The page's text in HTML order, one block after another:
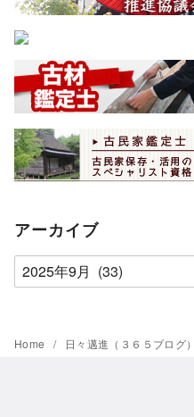
アーカイブ
ア
ー
イ
Home 日々邁進（３６５ブログ）